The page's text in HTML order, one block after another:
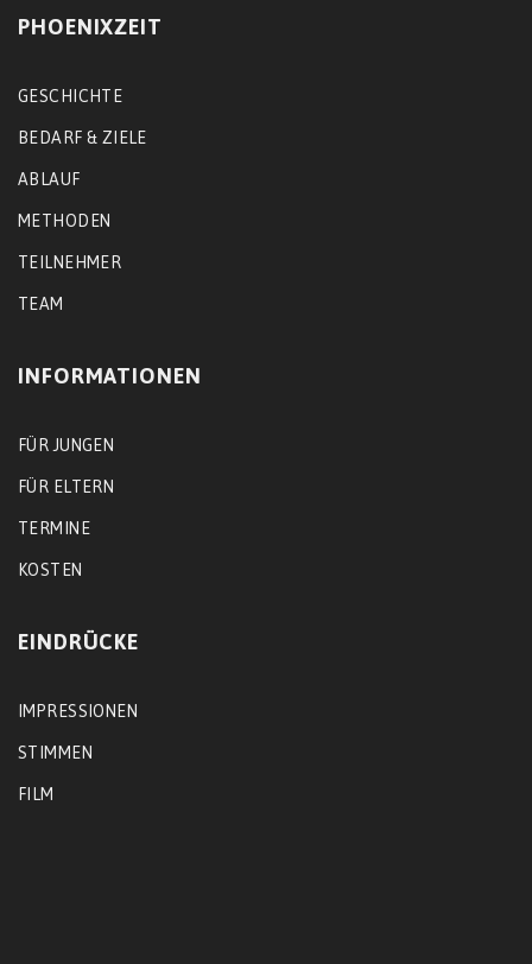
PHOENIXZEIT
GESCHICHTE
BEDARF & ZIELE
ABLAUF
METHODEN
TEILNEHMER
TEAM
INFORMATIONEN
FÜR JUNGEN
FÜR ELTERN
TERMINE
KOSTEN
EINDRÜCKE
IMPRESSIONEN
STIMMEN
FILM